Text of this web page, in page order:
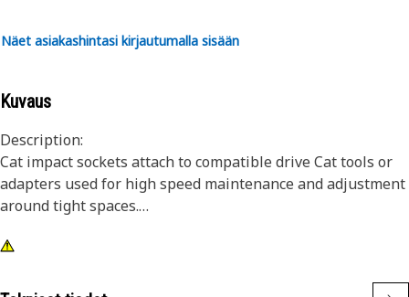
Näet asiakashintasi kirjautumalla sisään
Kuvaus
Description:
Cat impact sockets attach to compatible drive Cat tools or
adapters used for high speed maintenance and adjustment
around tight spaces.
Attributes: